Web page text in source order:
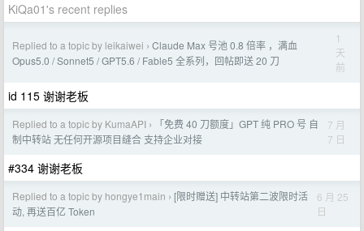
KiQa01's recent replies
Replied to a topic by leikaiwei › Claude Max 号池 0.8 倍率 ，满血
Opus5.0 / Sonnet5 / GPT5.6 / Fable5 全系列，回帖即送 20 刀
1
天
前
id 115 谢谢老板
Replied to a topic by KumaAPI ›
「免费 40 刀额度」GPT 纯 PRO 号 自
制中转站 无任何开源项目缝合 支持企业对接
7 月
7 日
#334 谢谢老板
Replied to a topic by hongye1main › [限时赠送] 中转站第二波限时活
动, 再送百亿 Token
6 月 25
日